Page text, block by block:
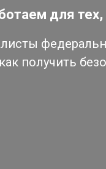
для тех,
получить